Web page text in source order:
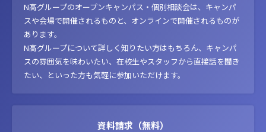
N高グループのオープンキャンパス・個別相談会は、キャンパ
スや会場で開催されるものと、オンラインで開催されるものが
あります。
N高グループについて詳しく知りたい方はもちろん、キャンパ
スの雰囲気を味わいたい、在校生やスタッフから直接話を聞き
たい、といった方も気軽に参加いただけます。
資料請求（無料）